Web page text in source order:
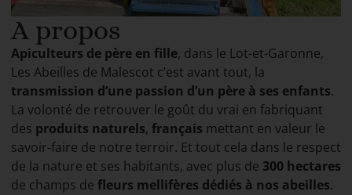
A propos
Apiculteurs de père en fille, dans le Lot-et-Garonne,
Les Abeilles de Malescot c’est avant tout, la
transmission d’une passion d’un père à ses enfants.
La volonté de retrouver le goût du vrai en fabriquant
des produits naturels, français mettant en valeur le
savoir-faire de notre terroir. Et tout cela dans le respect
de la nature et ses habitants, avec plus de 300 hectares
de champs de fleurs mellifères dédiés à nos abeilles.